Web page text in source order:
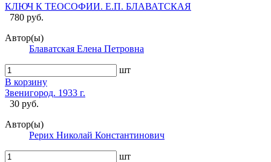
КЛЮЧ К ТЕОСОФИИ. Е.П. БЛАВАТСКАЯ
780 руб.
Автор(ы)
Блаватская Елена Петровна
шт
В корзину
Звенигород. 1933 г.
30 руб.
Автор(ы)
Рерих Николай Константинович
шт